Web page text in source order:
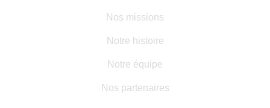
Nos missions
Notre histoire
Notre équipe
Nos partenaires